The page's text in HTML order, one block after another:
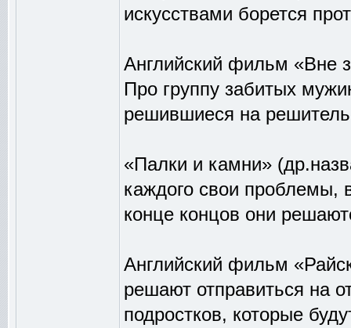
искусствами борется
Английский фильм «Вне
Про группу забитых
решившиеся на
«Палки и камни»
каждого свои проблемы,
конце концов они
Английский фильм
решают отправиться на
подростков, которые